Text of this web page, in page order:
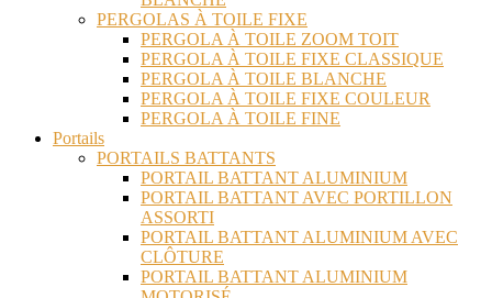
PERGOLAS À TOILE FIXE
PERGOLA À TOILE ZOOM TOIT
PERGOLA À TOILE FIXE CLASSIQUE
PERGOLA À TOILE BLANCHE
PERGOLA À TOILE FIXE COULEUR
PERGOLA À TOILE FINE
Portails
PORTAILS BATTANTS
PORTAIL BATTANT ALUMINIUM
PORTAIL BATTANT AVEC PORTILLON
ASSORTI
PORTAIL BATTANT ALUMINIUM AVEC
CLÔTURE
PORTAIL BATTANT ALUMINIUM